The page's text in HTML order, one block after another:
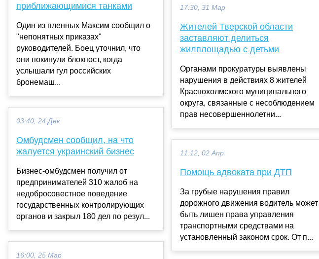
приближающимися танками
Один из пленных Максим сообщил о
"непонятных приказах"
руководителей. Боец уточнил, что
они покинули блокпост, когда
услышали гул российских
бронемаш...
03:40, 24 Дек
Омбудсмен сообщил, на что
жалуется украинский бизнес
Бизнес-омбудсмен получил от
предпринимателей 310 жалоб на
недобросовестное поведение
государственных контролирующих
органов и закрыл 180 дел по резул...
16:00, 25 Мар
17:30, 31 Мар
Жителей Тверской области
заставляют делиться
жилплощадью с детьми
Органами прокуратуры выявлены
нарушения в действиях 8 жителей
Краснохолмского муниципального
округа, связанные с несоблюдением
прав несовершеннолетни...
11:12, 02 Апр
Помощь адвоката при ДТП
За грубые нарушения правил
дорожного движения водитель может
быть лишен права управления
транспортными средствами на
установленный законом срок. От п...